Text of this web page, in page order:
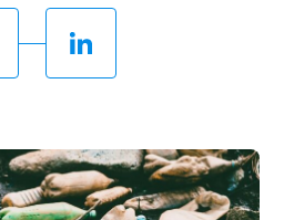
LinkedIn